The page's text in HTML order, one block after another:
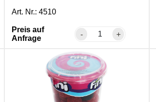
Art. Nr.: 4510
Preis auf
Anfrage
- +